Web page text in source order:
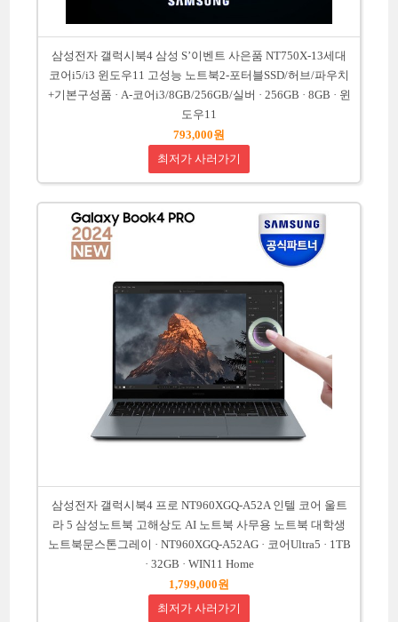
삼성전자 갤럭시북4 삼성 S’이벤트 사은품 NT750X-13세대
코어i5/i3 윈도우11 고성능 노트북2-포터블SSD/허브/파우치
+기본구성품 · A-코어i3/8GB/256GB/실버 · 256GB · 8GB · 윈
도우11
793,000원
최저가 사러가기
삼성전자 갤럭시북4 프로 NT960XGQ-A52A 인텔 코어 울트
라 5 삼성노트북 고해상도 AI 노트북 사무용 노트북 대학생
노트북문스톤그레이 · NT960XGQ-A52AG · 코어Ultra5 · 1TB
· 32GB · WIN11 Home
1,799,000원
최저가 사러가기